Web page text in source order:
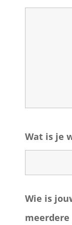
Wat is je
Wie is
meerdere